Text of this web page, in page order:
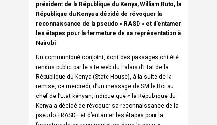
président de la République du Kenya, William Ruto, la
République du Kenya a décidé de révoquer la
reconnaissance de la pseudo « RASD » et d’entamer
les étapes pour la fermeture de sa représentation à
Nairobi
Un communiqué conjoint, dont des passages ont été
rendus public par le site web du Palais d’Etat de la
République du Kenya (State House), à la suite de la
remise, ce mercredi, d’un message de SM le Roi au
chef de l’Etat kényan, indique que « la République du
Kenya a décidé de révoquer sa reconnaissance de la
pseudo +RASD+ et d’entamer les étapes pour la